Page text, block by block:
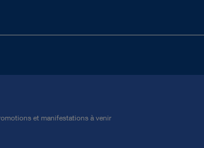
et manifestations à venir